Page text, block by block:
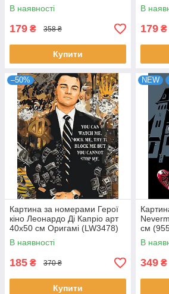
В наявності
179 ₴ 358 ₴
Купити
В
179 ₴
–50%
Картина за номерами Герої
кіно Леонардо Ді Капріо арт
40x50 см Оригамі (LW3478)
В наявності
185 ₴ 370 ₴
Купити
NEW
см
В
349 ₴